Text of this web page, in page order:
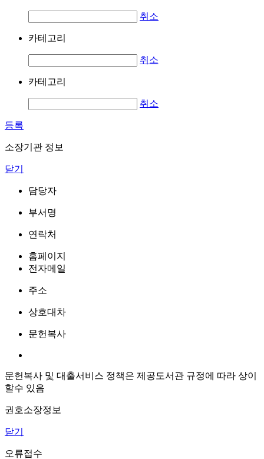
취소
카테고리
취소
카테고리
취소
등록
소장기관 정보
닫기
담당자
부서명
연락처
홈페이지
전자메일
주소
상호대차
문헌복사
문헌복사 및 대출서비스 정책은 제공도서관 규정에 따라 상이
할수 있음
권호소장정보
닫기
오류접수